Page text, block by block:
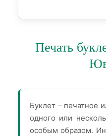
Печать
Буклет – печатное
одного или
особым образом.